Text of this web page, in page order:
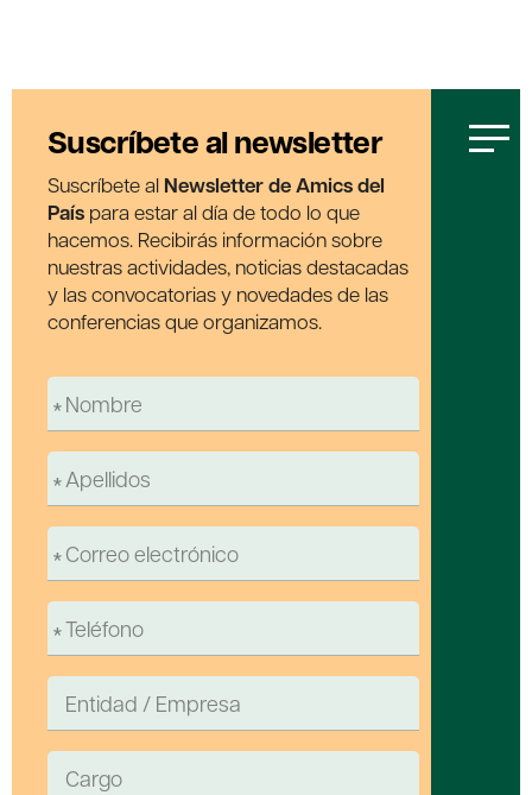
Suscríbete al newsletter
Suscríbete al Newsletter de Amics del
País para estar al día de todo lo que
hacemos. Recibirás información sobre
nuestras actividades, noticias destacadas
y las convocatorias y novedades de las
conferencias que organizamos.